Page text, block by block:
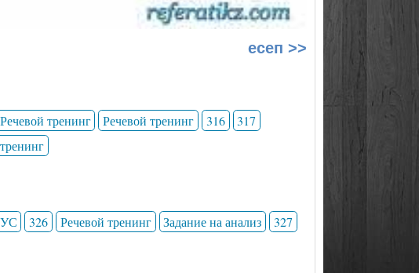
есеп >>
Речевой тренинг Речевой тренинг 316
317
УС 326 Речевой тренинг Задание на анализ
327